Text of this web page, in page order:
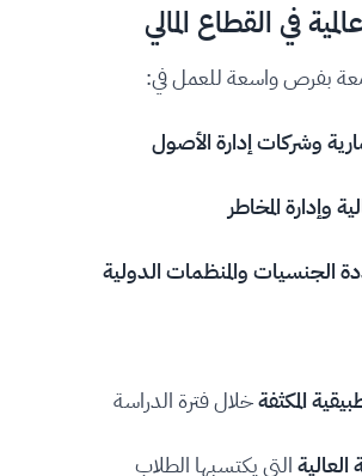
في القطاع المالي
بفرص واسعة للعمل في:
وشركات إدارة الأصول
وإدارة المخاطر
الجنسيات والمنظمات الدولية
المكثفةخلال فترة الدراسة
العاليةالتي يكتسبها الطلاب